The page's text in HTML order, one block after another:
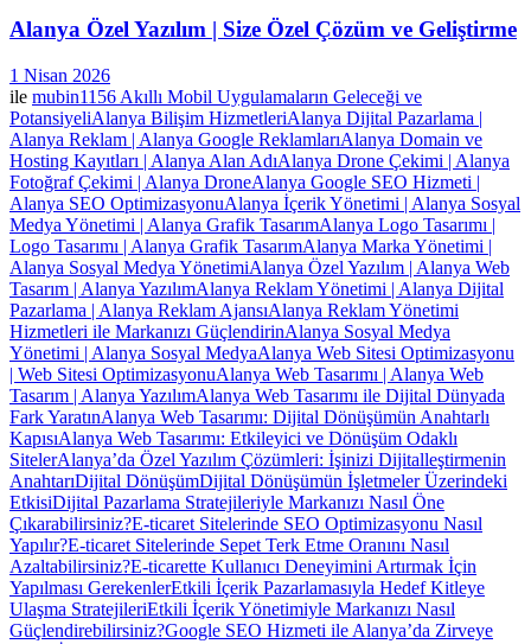
Alanya Özel Yazılım | Size Özel Çözüm ve Geliştirme
1 Nisan 2026
ile mubin1156 Akıllı Mobil Uygulamaların Geleceği ve
PotansiyeliAlanya Bilişim HizmetleriAlanya Dijital Pazarlama |
Alanya Reklam | Alanya Google ReklamlarıAlanya Domain ve
Hosting Kayıtları | Alanya Alan AdıAlanya Drone Çekimi | Alanya
Fotoğraf Çekimi | Alanya DroneAlanya Google SEO Hizmeti |
Alanya SEO OptimizasyonuAlanya İçerik Yönetimi | Alanya Sosyal
Medya Yönetimi | Alanya Grafik TasarımAlanya Logo Tasarımı |
Logo Tasarımı | Alanya Grafik TasarımAlanya Marka Yönetimi |
Alanya Sosyal Medya YönetimiAlanya Özel Yazılım | Alanya Web
Tasarım | Alanya YazılımAlanya Reklam Yönetimi | Alanya Dijital
Pazarlama | Alanya Reklam AjansıAlanya Reklam Yönetimi
Hizmetleri ile Markanızı GüçlendirinAlanya Sosyal Medya
Yönetimi | Alanya Sosyal MedyaAlanya Web Sitesi Optimizasyonu
| Web Sitesi OptimizasyonuAlanya Web Tasarımı | Alanya Web
Tasarım | Alanya YazılımAlanya Web Tasarımı ile Dijital Dünyada
Fark YaratınAlanya Web Tasarımı: Dijital Dönüşümün Anahtarlı
KapısıAlanya Web Tasarımı: Etkileyici ve Dönüşüm Odaklı
SitelerAlanya’da Özel Yazılım Çözümleri: İşinizi Dijitalleştirmenin
AnahtarıDijital DönüşümDijital Dönüşümün İşletmeler Üzerindeki
EtkisiDijital Pazarlama Stratejileriyle Markanızı Nasıl Öne
Çıkarabilirsiniz?E-ticaret Sitelerinde SEO Optimizasyonu Nasıl
Yapılır?E-ticaret Sitelerinde Sepet Terk Etme Oranını Nasıl
Azaltabilirsiniz?E-ticarette Kullanıcı Deneyimini Artırmak İçin
Yapılması GerekenlerEtkili İçerik Pazarlamasıyla Hedef Kitleye
Ulaşma StratejileriEtkili İçerik Yönetimiyle Markanızı Nasıl
Güçlendirebilirsiniz?Google SEO Hizmeti ile Alanya’da Zirveye